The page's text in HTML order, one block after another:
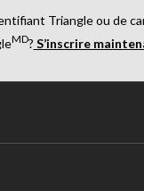
Triangle ou de
MD? S’inscrire